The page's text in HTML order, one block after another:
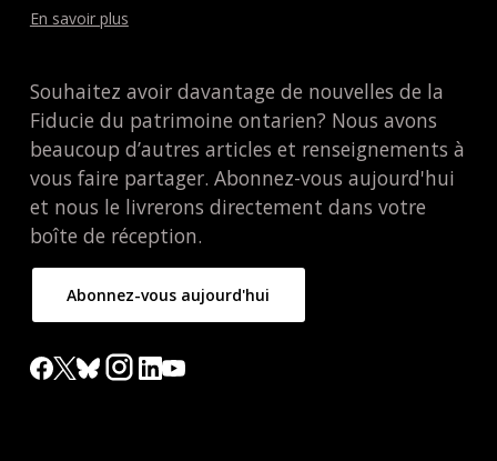
En savoir plus
Souhaitez avoir davantage de nouvelles de la
Fiducie du patrimoine ontarien? Nous avons
beaucoup d’autres articles et renseignements à
vous faire partager. Abonnez-vous aujourd'hui
et nous le livrerons directement dans votre
boîte de réception.
Abonnez-vous aujourd'hui